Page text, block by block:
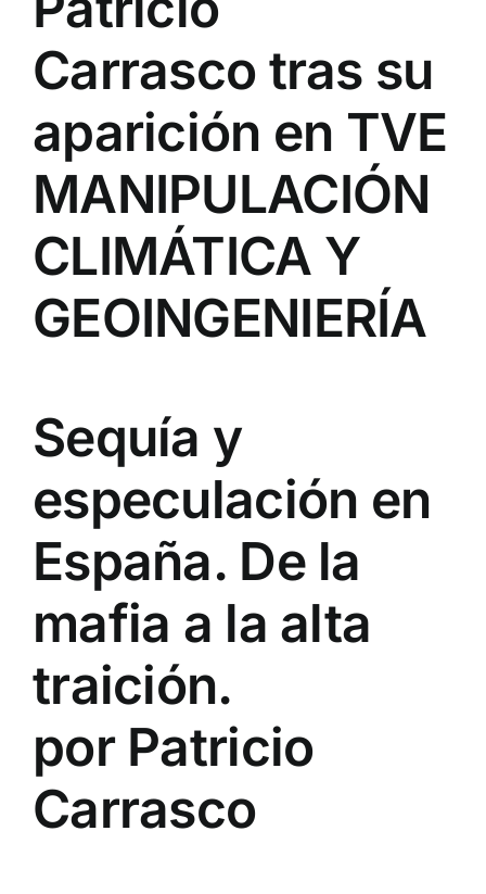
Carrasco tras su
aparición en TVE
MANIPULACIÓN
CLIMÁTICA Y
GEOINGENIERÍA
Sequía y
especulación en
España. De la
mafia a la alta
traición.
por Patricio
Carrasco